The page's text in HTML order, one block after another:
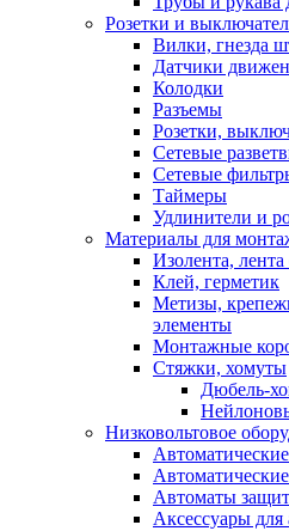
Розетки и
Вилки, гнезда
Датчики
Колодки
Разъемы
Розетки,
Сетевые
Сетевые
Таймеры
Удлинители и
Материалы для
Изолента, лента
Клей, герметик
Метизы,
элементы
Монтажные
Стяжки, хомуты
Дюбель-
Низковольтовое
Автоматы
Аксессуары